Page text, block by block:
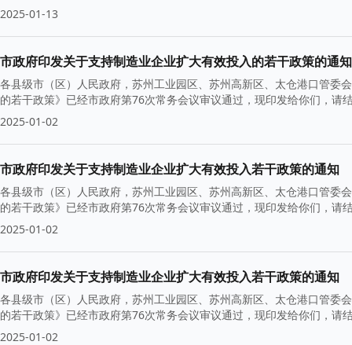
2025-01-13
市政府印发关于支持制造业企业扩大有效投入的若干政策的通知
各县级市（区）人民政府，苏州工业园区、苏州高新区、太仓港口管委
的若干政策》已经市政府第76次常务会议审议通过，现印发给你们，请
2025-01-02
市政府印发关于支持制造业企业扩大有效投入若干政策的通知
各县级市（区）人民政府，苏州工业园区、苏州高新区、太仓港口管委
的若干政策》已经市政府第76次常务会议审议通过，现印发给你们，请
2025-01-02
市政府印发关于支持制造业企业扩大有效投入若干政策的通知
各县级市（区）人民政府，苏州工业园区、苏州高新区、太仓港口管委
的若干政策》已经市政府第76次常务会议审议通过，现印发给你们，请
2025-01-02